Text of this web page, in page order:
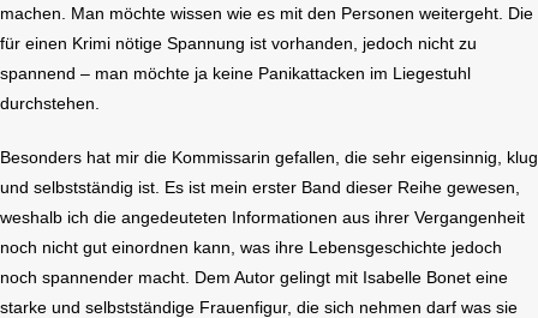
machen. Man möchte wissen wie es mit den Personen weitergeht. Die
für einen Krimi nötige Spannung ist vorhanden, jedoch nicht zu
spannend – man möchte ja keine Panikattacken im Liegestuhl
durchstehen.
Besonders hat mir die Kommissarin gefallen, die sehr eigensinnig, klug
und selbstständig ist. Es ist mein erster Band dieser Reihe gewesen,
weshalb ich die angedeuteten Informationen aus ihrer Vergangenheit
noch nicht gut einordnen kann, was ihre Lebensgeschichte jedoch
noch spannender macht. Dem Autor gelingt mit Isabelle Bonet eine
starke und selbstständige Frauenfigur, die sich nehmen darf was sie